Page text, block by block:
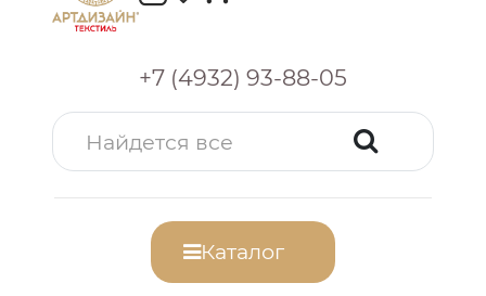
+7 (4932) 93-88-05
Каталог